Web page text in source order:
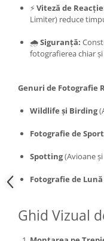
⚡ Viteză de
Limiter) reduce
🌧️Siguranță:
fotografierea chiar
Genuri de Fotografie
Wildlife și Birding
Fotografie de Sport
Spotting(Avioane
Fotografie de Lună
Ghid Vizual